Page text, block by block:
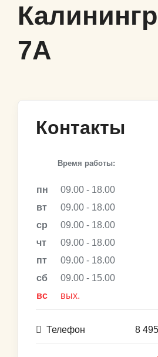
7А
Контакты
Время работы:
пн
09.00 - 18.00
вт
09.00 - 18.00
ср
09.00 - 18.00
чт
09.00 - 18.00
пт
09.00 - 18.00
сб
09.00 - 15.00
вс
вых.
Телефон 8